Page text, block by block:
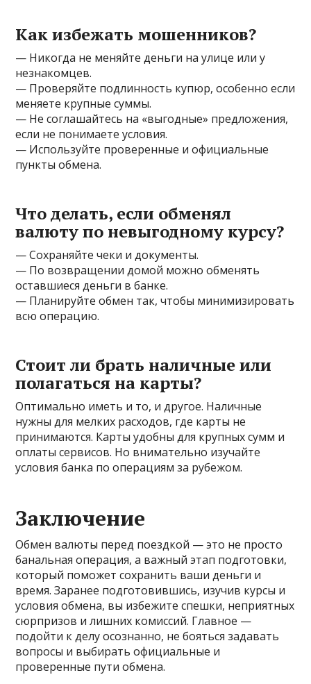
Как избежать мошенников?
— Никогда не меняйте деньги на улице или у
незнакомцев.
— Проверяйте подлинность купюр, особенно если
меняете крупные суммы.
— Не соглашайтесь на «выгодные» предложения,
если не понимаете условия.
— Используйте проверенные и официальные
пункты обмена.
Что делать, если обменял
валюту по невыгодному курсу?
— Сохраняйте чеки и документы.
— По возвращении домой можно обменять
оставшиеся деньги в банке.
— Планируйте обмен так, чтобы минимизировать
всю операцию.
Стоит ли брать наличные или
полагаться на карты?
Оптимально иметь и то, и другое. Наличные
нужны для мелких расходов, где карты не
принимаются. Карты удобны для крупных сумм и
оплаты сервисов. Но внимательно изучайте
условия банка по операциям за рубежом.
Заключение
Обмен валюты перед поездкой — это не просто
банальная операция, а важный этап подготовки,
который поможет сохранить ваши деньги и
время. Заранее подготовившись, изучив курсы и
условия обмена, вы избежите спешки, неприятных
сюрпризов и лишних комиссий. Главное —
подойти к делу осознанно, не бояться задавать
вопросы и выбирать официальные и
проверенные пути обмена.